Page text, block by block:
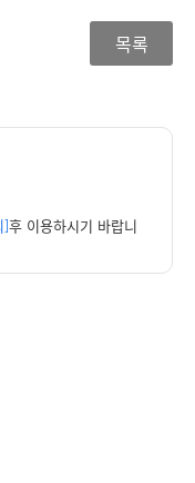
목록
]후 이용하시기 바랍니